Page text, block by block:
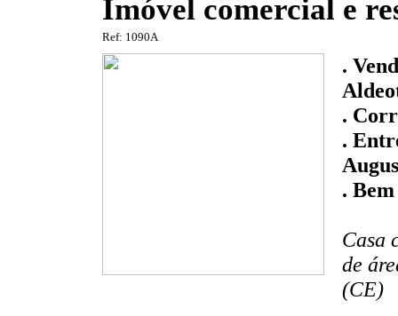
Imóvel comercial e
Ref: 1090A
.
.
.
.
Casa
de
(CE)